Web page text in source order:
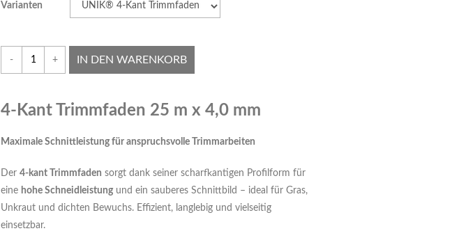
Varianten
- + IN DEN WARENKORB
4-Kant Trimmfaden 25 m x 4,0 mm
Maximale Schnittleistung für anspruchsvolle Trimmarbeiten
Der 4-kant Trimmfaden sorgt dank seiner scharfkantigen Profilform für
eine hohe Schneidleistung und ein sauberes Schnittbild – ideal für Gras,
Unkraut und dichten Bewuchs. Effizient, langlebig und vielseitig
einsetzbar.